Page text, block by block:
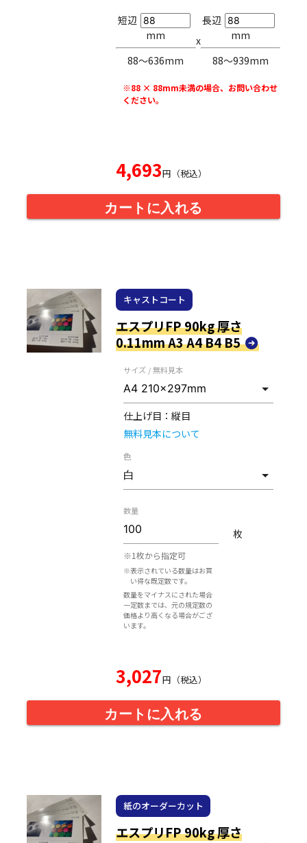
短辺
mm
88〜636mm
x
長辺
mm
88〜939mm
※88 × 88mm未満の場合、お問い合わせ
ください。
4,693円（税込）
カートに入れる
キャストコート
エスプリFP 90kg 厚さ
0.11mm A3 A4 B4 B5
サイズ / 無料見本
仕上げ目： 縦目
無料見本について
色
数量
※1枚から指定可
※表示されている数量はお買
い得な既定数です。
数量をマイナスにされた場合
一定数までは、元の規定数の
価格より高くなる場合がござ
います。
枚
3,027円（税込）
カートに入れる
紙のオーダーカット
エスプリFP 90kg 厚さ